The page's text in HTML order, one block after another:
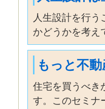
人生設計を行
かどうかを考え
もっと不
住宅を買うべき
す。このセミナ